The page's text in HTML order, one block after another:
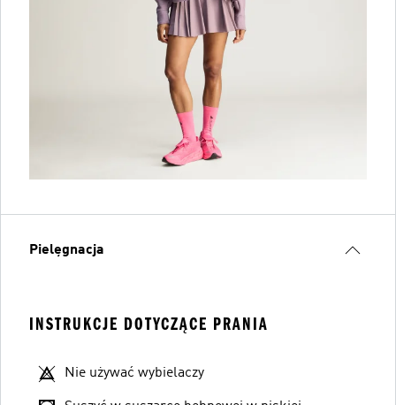
Pielęgnacja
INSTRUKCJE DOTYCZĄCE PRANIA
Nie używać wybielaczy